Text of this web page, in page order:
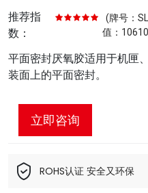
面密封胶
推荐指
数：
(牌号：
值：
平面密封厌氧胶适用于机匣
装面上的平面密封。
立即咨询
ROHS认证 安全又环保